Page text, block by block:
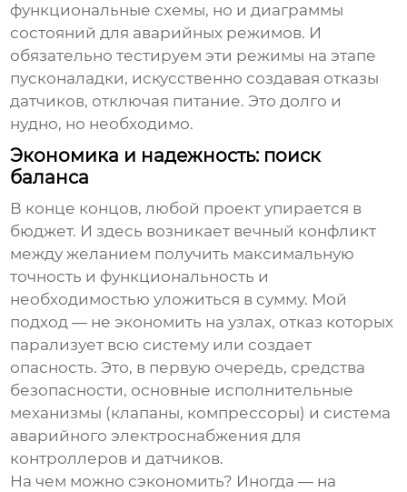
функциональные схемы, но и диаграммы
состояний для аварийных режимов. И
обязательно тестируем эти режимы на этапе
пусконаладки, искусственно создавая отказы
датчиков, отключая питание. Это долго и
нудно, но необходимо.
Экономика и надежность: поиск
баланса
В конце концов, любой проект упирается в
бюджет. И здесь возникает вечный конфликт
между желанием получить максимальную
точность и функциональность и
необходимостью уложиться в сумму. Мой
подход — не экономить на узлах, отказ которых
парализует всю систему или создает
опасность. Это, в первую очередь, средства
безопасности, основные исполнительные
механизмы (клапаны, компрессоры) и система
аварийного электроснабжения для
контроллеров и датчиков.
На чем можно сэкономить? Иногда — на